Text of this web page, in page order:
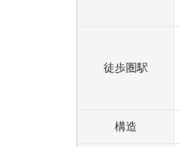
徒歩圏駅
構造